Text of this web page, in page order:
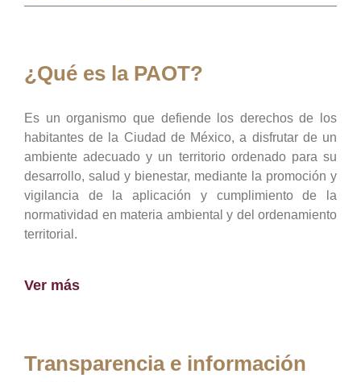
¿Qué es la PAOT?
Es un organismo que defiende los derechos de los
habitantes de la Ciudad de México, a disfrutar de un
ambiente adecuado y un territorio ordenado para su
desarrollo, salud y bienestar, mediante la promoción y
vigilancia de la aplicación y cumplimiento de la
normatividad en materia ambiental y del ordenamiento
territorial.
Ver más
Transparencia e información